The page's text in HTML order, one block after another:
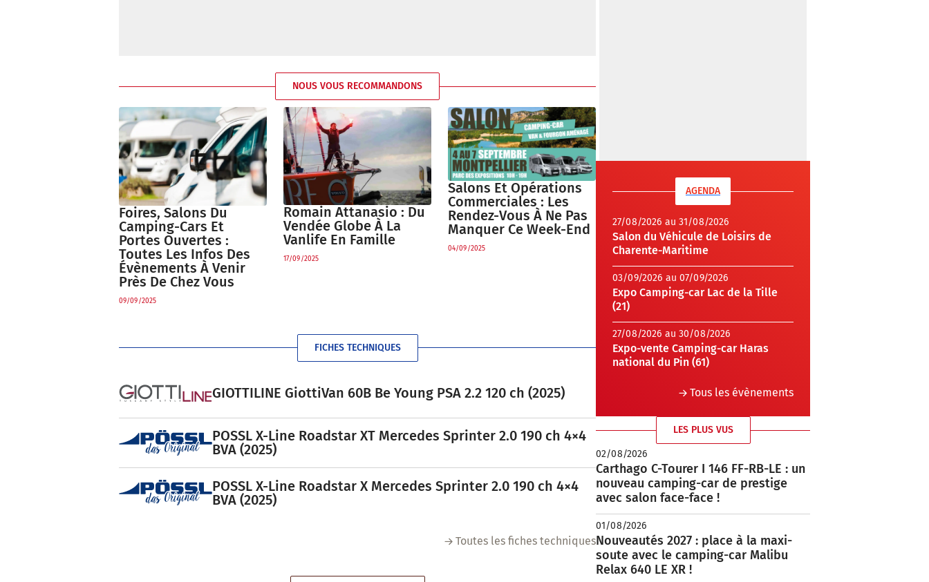
NOUS VOUS RECOMMANDONS
Foires, Salons Du
Camping-Cars Et
Portes Ouvertes :
Toutes Les Infos Des
Évènements À Venir
Près De Chez Vous
09/09/2025
Romain Attanasio : Du
Vendée Globe À La
Vanlife En Famille
17/09/2025
Salons Et Opérations
Commerciales : Les
Rendez-Vous À Ne Pas
Manquer Ce Week-End
04/09/2025
FICHES TECHNIQUES
GIOTTILINE GiottiVan 60B Be Young PSA 2.2 120 ch (2025)
POSSL X-Line Roadstar XT Mercedes Sprinter 2.0 190 ch 4×4
BVA (2025)
POSSL X-Line Roadstar X Mercedes Sprinter 2.0 190 ch 4×4
BVA (2025)
Toutes les fiches techniques
AGENDA
27/08/2026 au 31/08/2026
Salon du Véhicule de Loisirs de
Charente-Maritime
03/09/2026 au 07/09/2026
Expo Camping-car Lac de la Tille
(21)
27/08/2026 au 30/08/2026
Expo-vente Camping-car Haras
national du Pin (61)
Tous les évènements
LES PLUS VUS
02/08/2026
Carthago C-Tourer I 146 FF-RB-LE : un
nouveau camping-car de prestige
avec salon face-face !
01/08/2026
Nouveautés 2027 : place à la maxi-
soute avec le camping-car Malibu
Relax 640 LE XR !